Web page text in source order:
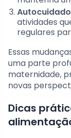
atividades
regulares
Essas
uma parte
maternidade,
novas
Dicas